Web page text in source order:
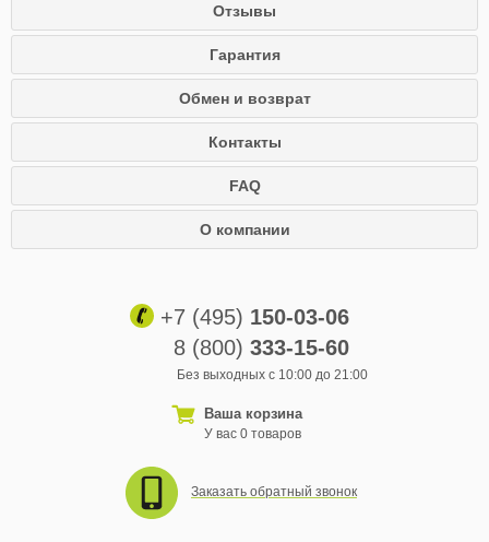
Отзывы
Гарантия
Обмен и возврат
Контакты
FAQ
О компании
+7 (495) 150-03-06
8 (800) 333-15-60
Без выходных с 10:00 до 21:00
Ваша корзина
У вас 0 товаров
Заказать обратный звонок